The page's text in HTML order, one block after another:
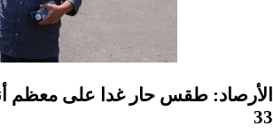
الأرصاد: طقس حار غدا على معظم
33